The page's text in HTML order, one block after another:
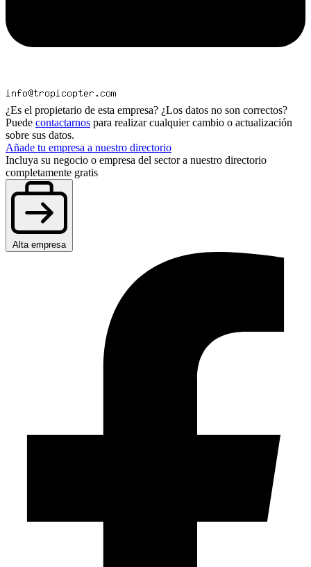
¿Es el propietario de esta empresa? ¿Los datos no son correctos?
Puede contactarnos para realizar cualquier cambio o actualización
sobre sus datos.
Añade tu empresa a nuestro directorio
Incluya su negocio o empresa del sector a nuestro directorio
completamente gratis
Alta empresa